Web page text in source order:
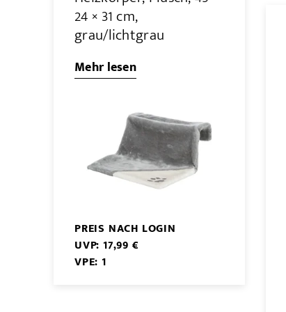
24 × 31 cm,
grau/lichtgrau
Mehr lesen
PREIS NACH LOGIN
UVP: 17,99 €
VPE: 1